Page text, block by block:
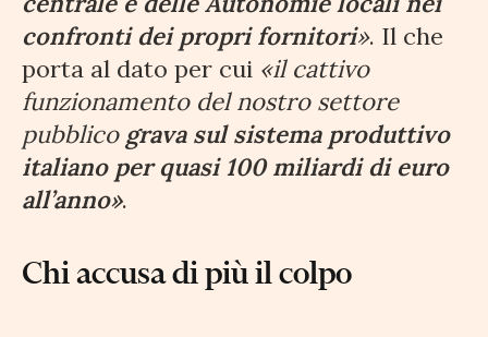
confronti dei propri fornitori». Il che
porta al dato per cui «il cattivo
funzionamento del nostro settore
pubblico grava sul sistema produttivo
italiano per quasi 100 miliardi di euro
all’anno».
Chi accusa di più il colpo